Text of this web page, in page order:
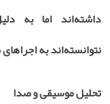
داشته‌اند اما به
نتوانسته‌اند به
تحلیل موسیقی و صدا